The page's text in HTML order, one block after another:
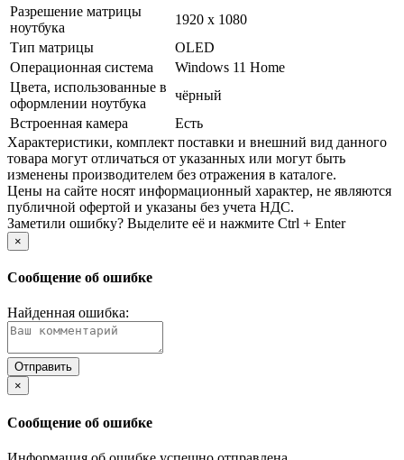
Разрешение матрицы
ноутбука
1920 x 1080
Тип матрицы
OLED
Операционная система
Windows 11 Home
Цвета, использованные в
оформлении ноутбука
чёрный
Встроенная камера
Есть
Xарактеристики, комплект поставки и внешний вид данного
товара могут отличаться от указанных или могут быть
изменены производителем без отражения в каталоге.
Цены на сайте носят информационный характер, не являются
публичной офертой и указаны без учета НДС.
Заметили ошибку? Выделите её и нажмите Ctrl + Enter
×
Сообщение об ошибке
Найденная ошибка:
×
Сообщение об ошибке